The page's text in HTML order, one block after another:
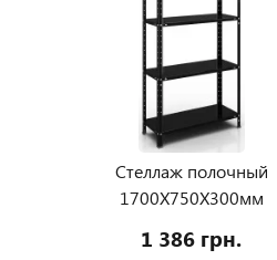
Стеллаж полочный
1700Х750Х300мм
1 386 грн.